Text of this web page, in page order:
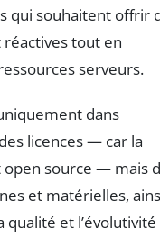
qui souhaitent offrir
tout en
serveurs.
dans
licences — car la
source — mais
et matérielles,
qualité et